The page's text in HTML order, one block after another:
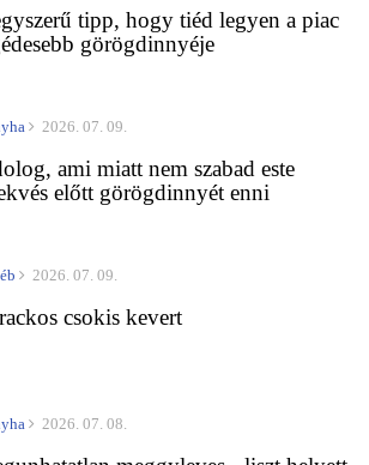
tipp, hogy tiéd legyen a piac
görögdinnyéje
2026. 07. 09.
ami miatt nem szabad este
előtt görögdinnyét enni
2026. 07. 09.
csokis kevert
2026. 07. 08.